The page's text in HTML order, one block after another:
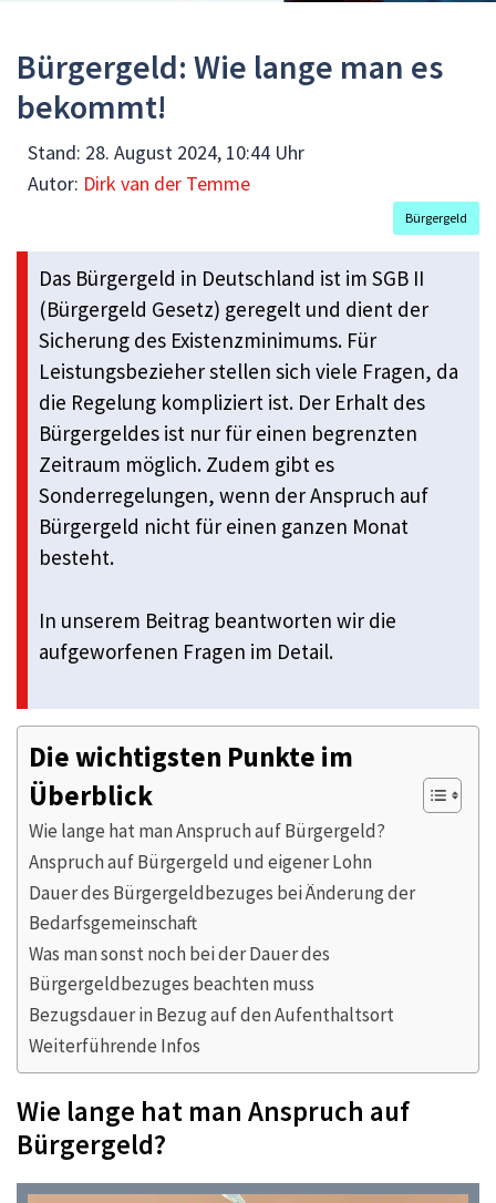
Bürgergeld: Wie lange man es
bekommt!
Stand: 28. August 2024, 10:44 Uhr
Autor: Dirk van der Temme
Bürgergeld
Das Bürgergeld in Deutschland ist im SGB II
(Bürgergeld Gesetz) geregelt und dient der
Sicherung des Existenzminimums. Für
Leistungsbezieher stellen sich viele Fragen, da
die Regelung kompliziert ist. Der Erhalt des
Bürgergeldes ist nur für einen begrenzten
Zeitraum möglich. Zudem gibt es
Sonderregelungen, wenn der Anspruch auf
Bürgergeld nicht für einen ganzen Monat
besteht.
In unserem Beitrag beantworten wir die
aufgeworfenen Fragen im Detail.
Die wichtigsten Punkte im
Überblick
Wie lange hat man Anspruch auf Bürgergeld?
Anspruch auf Bürgergeld und eigener Lohn
Dauer des Bürgergeldbezuges bei Änderung der
Bedarfsgemeinschaft
Was man sonst noch bei der Dauer des
Bürgergeldbezuges beachten muss
Bezugsdauer in Bezug auf den Aufenthaltsort
Weiterführende Infos
Wie lange hat man Anspruch auf
Bürgergeld?